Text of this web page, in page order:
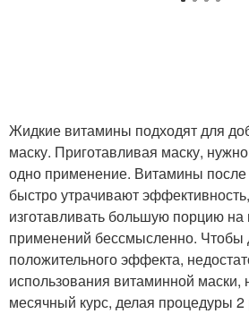
Жидкие витамины подходят для
маску. Приготавливая маску,
одно применение. Витамины
быстро утрачивают
изготавливать большую порцию на
применений бессмысленно. Чтобы
положительного эффекта,
использования витаминной маски,
месячный курс, делая процедуры